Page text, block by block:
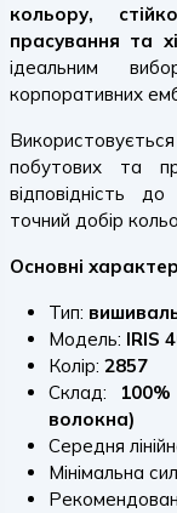
кольору,
прасування та
ідеальним
корпоративних
побутових та
відповідність
точний добір
Основні
Тип:
Модель: IRIS
Колір: 2857
Склад:
волокна)
Середня
Мінімальна